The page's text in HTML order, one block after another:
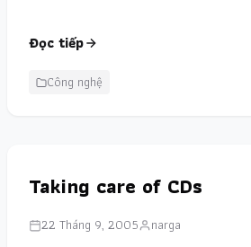
Đọc tiếp
Công nghệ
Taking care of CDs
22 Tháng 9, 2005 narga